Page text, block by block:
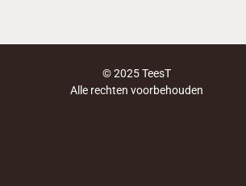
© 2025 TeesT
Alle rechten voorbehouden